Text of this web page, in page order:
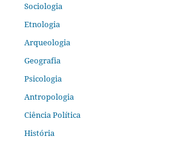
Sociologia
Etnologia
Arqueologia
Geografia
Psicologia
Antropologia
Ciência Política
História